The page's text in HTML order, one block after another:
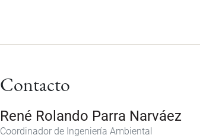
Contacto
René Rolando Parra Narváez
Coordinador de Ingeniería Ambiental